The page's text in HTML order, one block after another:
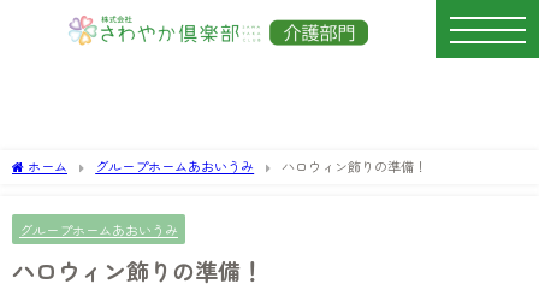
ホーム グループホームあおいうみ ハロウィン飾りの準備！
グループホームあおいうみ
ハロウィン飾りの準備！